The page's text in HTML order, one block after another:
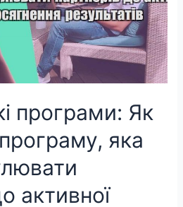
програми: Як
яка
активної